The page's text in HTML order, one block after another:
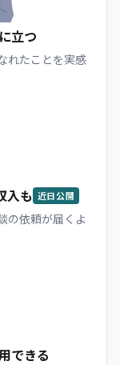
立つ
れたことを実感
入も 近日公開
の依頼が届くよ
できる